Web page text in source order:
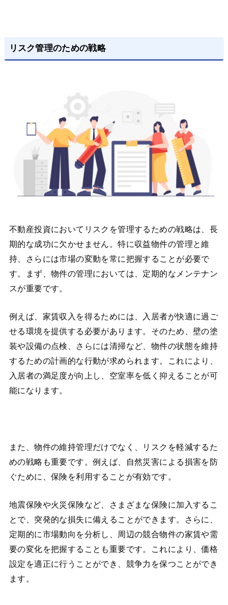
リスク管理のための戦略
不動産投資においてリスクを管理するための戦略は、長
期的な成功に欠かせません。特に収益物件の管理と維
持、さらには市場の変動を常に把握することが必要で
す。まず、物件の管理においては、定期的なメンテナン
スが重要です。
例えば、家賃収入を得るためには、入居者が快適に過ご
せる環境を提供する必要があります。そのため、壁の塗
装や設備の点検、さらには清掃など、物件の状態を維持
するための計画的な行動が求められます。これにより、
入居者の満足度が向上し、空室率を低く抑えることが可
能になります。
また、物件の維持管理だけでなく、リスクを軽減するた
めの戦略も重要です。例えば、自然災害による損害を防
ぐために、保険を利用することが有効です。
地震保険や火災保険など、さまざまな保険に加入するこ
とで、突発的な損失に備えることができます。さらに、
定期的に市場動向を分析し、周辺の競合物件の家賃や需
要の変化を把握することも重要です。これにより、価格
設定を適正に行うことができ、競争力を保つことができ
ます。